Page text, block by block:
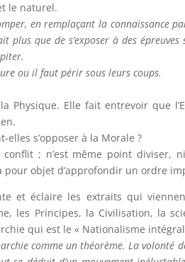
le naturel.
en remplaçant la connaissance
plus que de s’exposer à des
ou il faut périr sous leurs coups.
Physique. Elle fait entrevoir que
elles s’opposer à la Morale ?
; n’est même point diviser,
objet d’approfondir un ordre
et éclaire les extraits qui
les Principes, la Civilisation, la
qui est le « Nationalisme
comme un théorème. La volonté